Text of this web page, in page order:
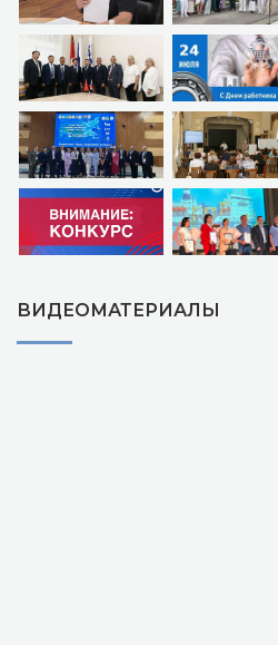
ВИДЕОМАТЕРИАЛЫ